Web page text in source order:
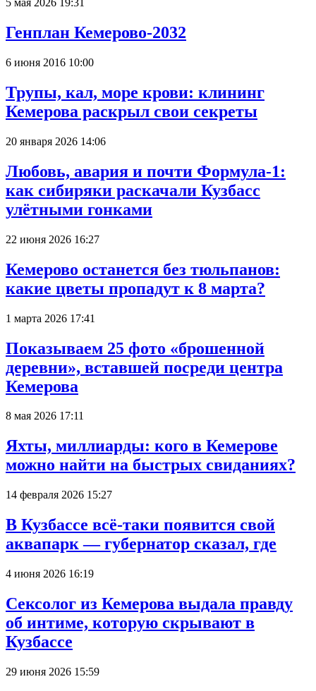
5 мая 2026 19:31
Генплан Кемерово-2032
6 июня 2016 10:00
Трупы, кал, море крови: клининг
Кемерова раскрыл свои секреты
20 января 2026 14:06
Любовь, авария и почти Формула-1:
как сибиряки раскачали Кузбасс
улётными гонками
22 июня 2026 16:27
Кемерово останется без тюльпанов:
какие цветы пропадут к 8 марта?
1 марта 2026 17:41
Показываем 25 фото «брошенной
деревни», вставшей посреди центра
Кемерова
8 мая 2026 17:11
Яхты, миллиарды: кого в Кемерове
можно найти на быстрых свиданиях?
14 февраля 2026 15:27
В Кузбассе всё-таки появится свой
аквапарк — губернатор сказал, где
4 июня 2026 16:19
Сексолог из Кемерова выдала правду
об интиме, которую скрывают в
Кузбассе
29 июня 2026 15:59